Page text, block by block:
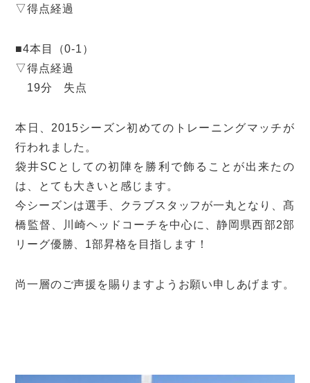
▽得点経過
■4本目（0-1）
▽得点経過
19分 失点
本日、2015シーズン初めてのトレーニングマッチが
行われました。
袋井SCとしての初陣を勝利で飾ることが出来たの
は、とても大きいと感じます。
今シーズンは選手、クラブスタッフが一丸となり、髙
橋監督、川崎ヘッドコーチを中心に、静岡県西部2部
リーグ優勝、1部昇格を目指します！
尚一層のご声援を賜りますようお願い申しあげます。